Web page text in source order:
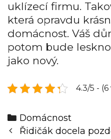
uklízecí firmu.
která opravdu
domácnost. Váš
potom bude
jako nový.
4.3/5 -
Categories
Domácnost
PostŘidičák docela